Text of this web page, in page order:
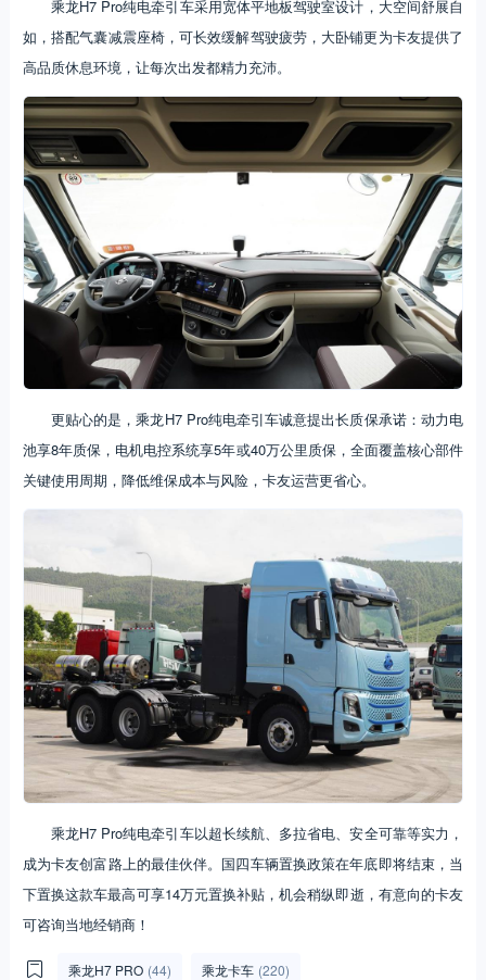
乘龙H7 Pro纯电牵引车采用宽体平地板驾驶室设计，大空间舒展自
如，搭配气囊减震座椅，可长效缓解驾驶疲劳，大卧铺更为卡友提供了
高品质休息环境，让每次出发都精力充沛。
更贴心的是，乘龙H7 Pro纯电牵引车诚意提出长质保承诺：动力电
池享8年质保，电机电控系统享5年或40万公里质保，全面覆盖核心部件
关键使用周期，降低维保成本与风险，卡友运营更省心。
乘龙H7 Pro纯电牵引车以超长续航、多拉省电、安全可靠等实力，
成为卡友创富路上的最佳伙伴。国四车辆置换政策在年底即将结束，当
下置换这款车最高可享14万元置换补贴，机会稍纵即逝，有意向的卡友
可咨询当地经销商！
乘龙H7 PRO (44) 乘龙卡车 (220)